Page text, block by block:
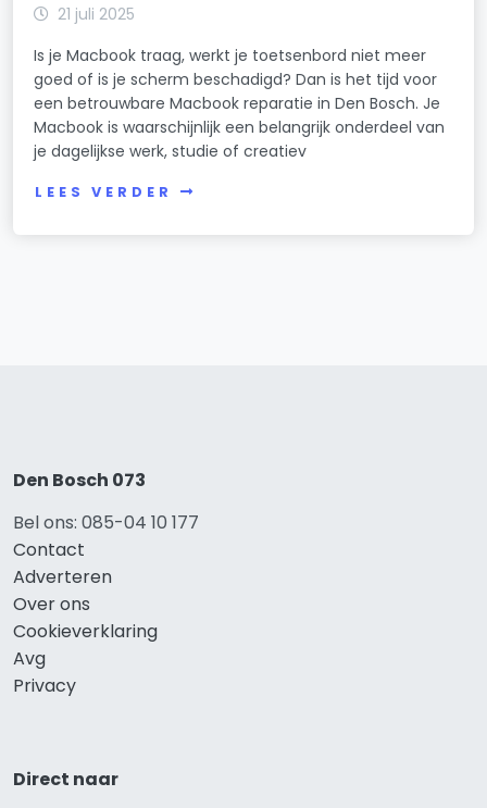
21 juli 2025
Is je Macbook traag, werkt je toetsenbord niet meer
goed of is je scherm beschadigd? Dan is het tijd voor
een betrouwbare Macbook reparatie in Den Bosch. Je
Macbook is waarschijnlijk een belangrijk onderdeel van
je dagelijkse werk, studie of creatiev
LEES VERDER
Den Bosch 073
Bel ons: 085-04 10 177
Contact
Adverteren
Over ons
Cookieverklaring
Avg
Privacy
Direct naar